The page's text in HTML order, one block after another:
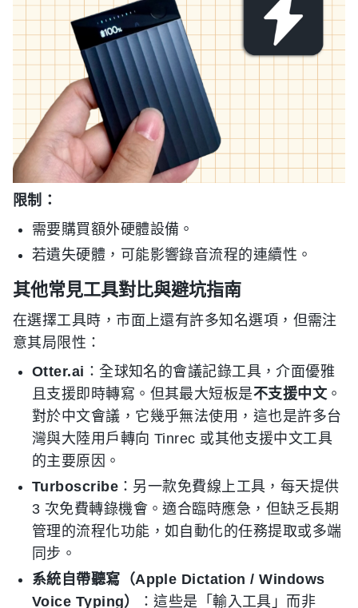
限制：
需要購買額外硬體設備。
若遺失硬體，可能影響錄音流程的連續性。
其他常見工具對比與避坑指南
在選擇工具時，市面上還有許多知名選項，但需注
意其局限性：
Otter.ai ：全球知名的會議記錄工具，介面優雅
且支援即時轉寫。但其最大短板是不支援中文 。
對於中文會議，它幾乎無法使用，這也是許多台
灣與大陸用戶轉向 Tinrec 或其他支援中文工具
的主要原因。
Turboscribe：另一款免費線上工具，每天提供
3 次免費轉錄機會。適合臨時應急，但缺乏長期
管理的流程化功能，如自動化的任務提取或多端
同步。
系統自帶聽寫（Apple Dictation / Windows
Voice Typing）
：這些是「輸入工具」而非